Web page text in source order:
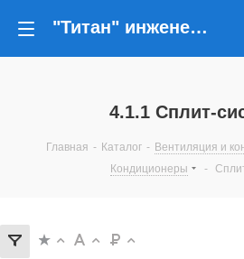
"Титан" инженерные решения
4.1.1 Сплит-
Главная - Каталог - Вентиляция и
Кондиционеры
-